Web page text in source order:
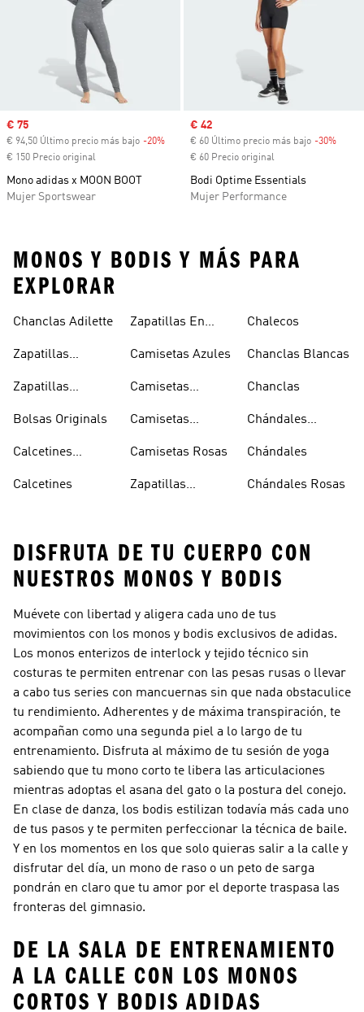
Precio de venta
€ 75
€ 94,50 Último precio más bajo -20% Descuento
€ 150 Precio original
Mono adidas x MOON BOOT
Mujer Sportswear
Precio de venta
€ 42
€ 60 Último precio más bajo -30%
€ 60 Precio original
Bodi Optime Essentials
Mujer Performance
MONOS Y BODIS Y MÁS PARA
EXPLORAR
Chanclas Adilette
Zapatillas
Zapatillas
Blancas
Bolsas Originals
Calcetines
Blancos
Calcetines
Zapatillas En
Camisetas Azules
Camisetas
Camisetas
Camisetas Rosas
Zapatillas
Chalecos
Chanclas Blancas
Chanclas
Chándales
Chándales
Chándales Rosas
DISFRUTA DE TU CUERPO CON
NUESTROS MONOS Y BODIS
Muévete con libertad y aligera cada uno de tus
movimientos con los monos y bodis exclusivos de adidas.
Los monos enterizos de interlock y tejido técnico sin
costuras te permiten entrenar con las pesas rusas o llevar
a cabo tus series con mancuernas sin que nada obstaculice
tu rendimiento. Adherentes y de máxima transpiración, te
acompañan como una segunda piel a lo largo de tu
entrenamiento. Disfruta al máximo de tu sesión de yoga
sabiendo que tu mono corto te libera las articulaciones
mientras adoptas el asana del gato o la postura del conejo.
En clase de danza, los bodis estilizan todavía más cada uno
de tus pasos y te permiten perfeccionar la técnica de baile.
Y en los momentos en los que solo quieras salir a la calle y
disfrutar del día, un mono de raso o un peto de sarga
pondrán en claro que tu amor por el deporte traspasa las
fronteras del gimnasio.
DE LA SALA DE ENTRENAMIENTO
A LA CALLE CON LOS MONOS
CORTOS Y BODIS ADIDAS